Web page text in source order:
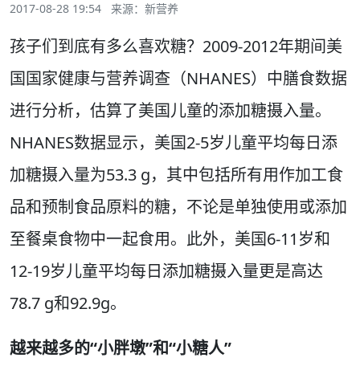
2017-08-28 19:54 来源： 新营养
孩子们到底有多么喜欢糖？2009-2012年期间美
国国家健康与营养调查（NHANES）中膳食数据
进行分析，估算了美国儿童的添加糖摄入量。
NHANES数据显示，美国2-5岁儿童平均每日添
加糖摄入量为53.3 g，其中包括所有用作加工食
品和预制食品原料的糖，不论是单独使用或添加
至餐桌食物中一起食用。此外，美国6-11岁和
12-19岁儿童平均每日添加糖摄入量更是高达
78.7 g和92.9g。
越来越多的“小胖墩”和“小糖人”